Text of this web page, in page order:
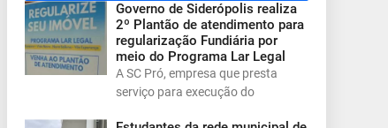
Governo de Siderópolis realiza
2º Plantão de atendimento para
regularização Fundiária por
meio do Programa Lar Legal
A SC Pró, empresa que presta
serviço para execução do